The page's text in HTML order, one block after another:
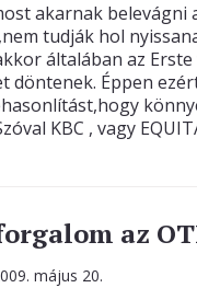
akarnak belevágni
tudják hol
általában az Erste
döntenek. Éppen
KBC , vagy
az
május 20.